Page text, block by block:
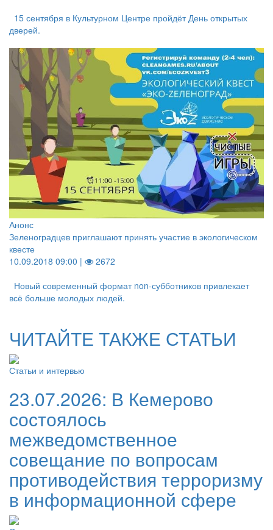
15 сентября в Культурном Центре пройдёт День открытых
дверей.
Анонс
Зеленоградцев приглашают принять участие в экологическом
квесте
10.09.2018 09:00 |
2672
Новый современный формат non-субботников привлекает
всё больше молодых людей.
ЧИТАЙТЕ ТАКЖЕ СТАТЬИ
Статьи и интервью
23.07.2026: В Кемерово
состоялось
межведомственное
совещание по вопросам
противодействия терроризму
в информационной сфере